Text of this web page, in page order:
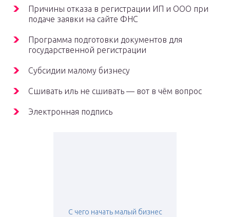
Причины отказа в регистрации ИП и ООО при
подаче заявки на сайте ФНС
Программа подготовки документов для
государственной регистрации
Субсидии малому бизнесу
Сшивать иль не сшивать — вот в чём вопрос
Электронная подпись
С чего начать малый бизнес